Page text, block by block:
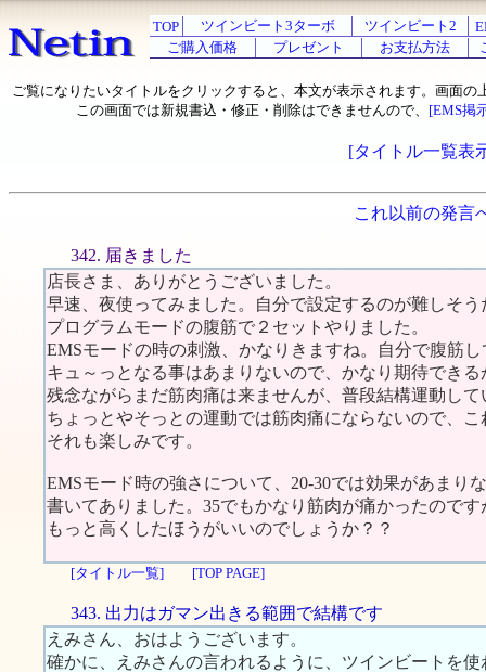
TOP ツインビート3ターボ ツインビート2
ご購入価格
プレゼント お支払方法
ご覧になりたいタイトルをクリックすると、本文が表示されます。画面の
この画面では新規書込・修正・削除はできませんので、 [EMS掲
[タイトル一覧表
これ以前の発言
342. 届きました
店長さま、ありがとうございました。
早速、夜使ってみました。自分で設定するのが難しそう
プログラムモードの腹筋で２セットやりました。
EMSモードの時の刺激、かなりきますね。自分で腹筋
キュ～っとなる事はあまりないので、かなり期待できる
残念ながらまだ筋肉痛は来ませんが、普段結構運動して
ちょっとやそっとの運動では筋肉痛にならないので、
それも楽しみです。
EMSモード時の強さについて、20-30では効果があまり
書いてありました。35でもかなり筋肉が痛かったので
もっと高くしたほうがいいのでしょうか？？
[タイトル一覧] [TOP PAGE]
343. 出力はガマン出きる範囲で結構です
えみさん、おはようございます。
確かに、えみさんの言われるように、ツインビートを